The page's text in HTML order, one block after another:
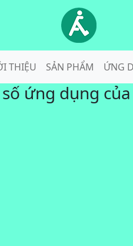
THIỆU SẢN PHẨM ỨNG
ứng dụng